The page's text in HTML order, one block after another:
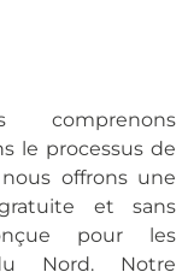
comprenons
le processus de
offronsune
et sans
pour les
Nord. Notre